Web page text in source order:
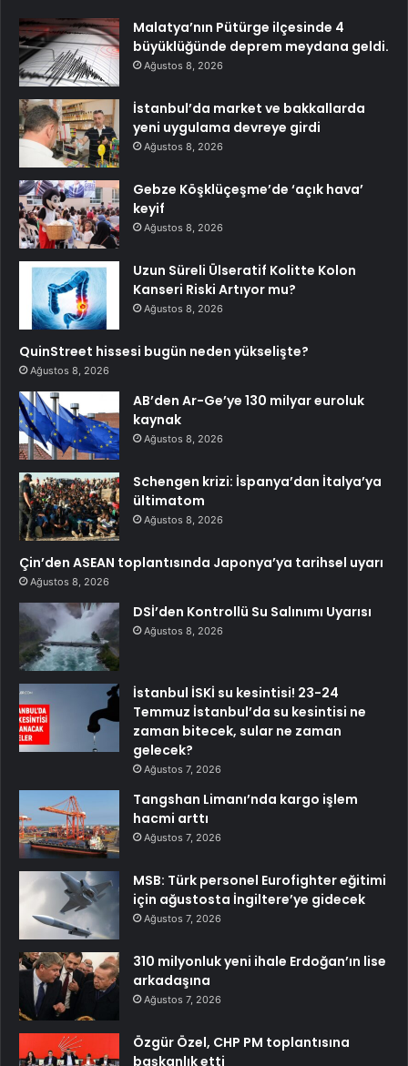
Malatya’nın Pütürge ilçesinde 4
büyüklüğünde deprem meydana geldi.
Ağustos 8, 2026
İstanbul’da market ve bakkallarda
yeni uygulama devreye girdi
Ağustos 8, 2026
Gebze Köşklüçeşme’de ‘açık hava’
keyif
Ağustos 8, 2026
Uzun Süreli Ülseratif Kolitte Kolon
Kanseri Riski Artıyor mu?
Ağustos 8, 2026
QuinStreet hissesi bugün neden yükselişte?
Ağustos 8, 2026
AB’den Ar-Ge’ye 130 milyar euroluk
kaynak
Ağustos 8, 2026
Schengen krizi: İspanya’dan İtalya’ya
ültimatom
Ağustos 8, 2026
Çin’den ASEAN toplantısında Japonya’ya tarihsel uyarı
Ağustos 8, 2026
DSİ’den Kontrollü Su Salınımı Uyarısı
Ağustos 8, 2026
İstanbul İSKİ su kesintisi! 23-24
Temmuz İstanbul’da su kesintisi ne
zaman bitecek, sular ne zaman
gelecek?
Ağustos 7, 2026
Tangshan Limanı’nda kargo işlem
hacmi arttı
Ağustos 7, 2026
MSB: Türk personel Eurofighter eğitimi
için ağustosta İngiltere’ye gidecek
Ağustos 7, 2026
310 milyonluk yeni ihale Erdoğan’ın lise
arkadaşına
Ağustos 7, 2026
Özgür Özel, CHP PM toplantısına
başkanlık etti